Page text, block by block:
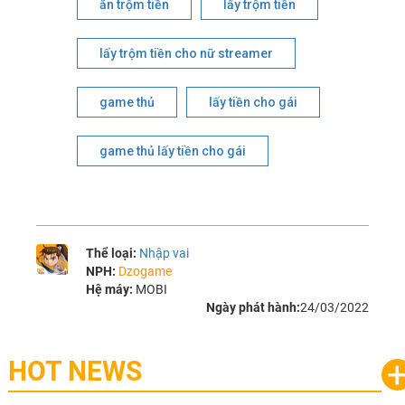
ăn trộm tiền lấy trộm tiền
lấy trộm tiền cho nữ streamer
game thủ lấy tiền cho gái
game thủ lấy tiền cho gái
Thể loại: Nhập vai
NPH: Dzogame
Hệ máy: MOBI
Ngày phát hành:24/03/2022
HOT NEWS